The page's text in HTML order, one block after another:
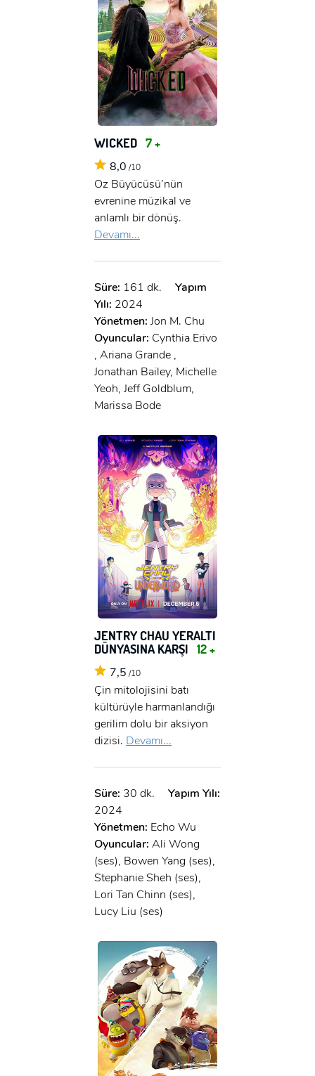
WICKED 7 +
8,0 /10
Oz Büyücüsü’nün
evrenine müzikal ve
anlamlı bir dönüş.
Devamı...
Süre: 161 dk.
Yapım
Yılı: 2024
Yönetmen: Jon M. Chu
Oyuncular: Cynthia Erivo
, Ariana Grande ,
Jonathan Bailey, Michelle
Yeoh, Jeff Goldblum,
Marissa Bode
JENTRY CHAU YERALTI
DÜNYASINA KARŞI 12 +
7,5 /10
Çin mitolojisini batı
kültürüyle harmanlandığı
gerilim dolu bir aksiyon
dizisi. Devamı...
Süre: 30 dk.
Yapım Yılı:
2024
Yönetmen: Echo Wu
Oyuncular: Ali Wong
(ses), Bowen Yang (ses),
Stephanie Sheh (ses),
Lori Tan Chinn (ses),
Lucy Liu (ses)